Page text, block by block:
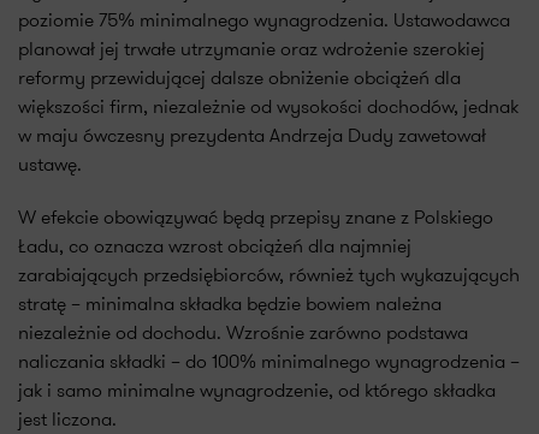
poziomie 75% minimalnego wynagrodzenia. Ustawodawca
planował jej trwałe utrzymanie oraz wdrożenie szerokiej
reformy przewidującej dalsze obniżenie obciążeń dla
większości firm, niezależnie od wysokości dochodów, jednak
w maju ówczesny prezydenta Andrzeja Dudy zawetował
ustawę.
W efekcie obowiązywać będą przepisy znane z Polskiego
Ładu, co oznacza wzrost obciążeń dla najmniej
zarabiających przedsiębiorców, również tych wykazujących
stratę – minimalna składka będzie bowiem należna
niezależnie od dochodu. Wzrośnie zarówno podstawa
naliczania składki – do 100% minimalnego wynagrodzenia –
jak i samo minimalne wynagrodzenie, od którego składka
jest liczona.